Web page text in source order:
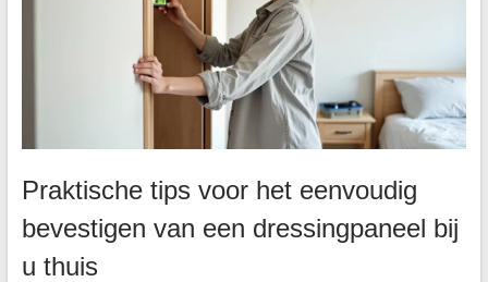
Praktische tips voor het eenvoudig
bevestigen van een dressingpaneel bij
u thuis